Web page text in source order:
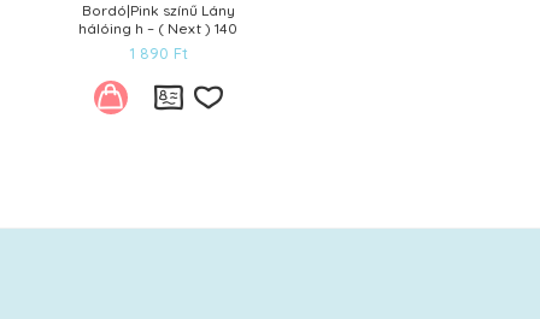
Bordó|Pink színű Lány
hálóing h – ( Next ) 140
1 890 Ft